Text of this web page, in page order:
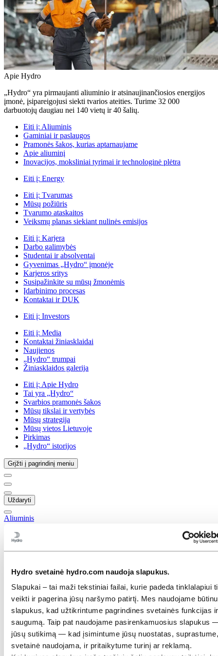
Hydro svetainė hydro.com naudoja slapukus.
Slapukai – tai maži tekstiniai failai, kurie padeda tinklalapiui
veikti ir pagerina jūsų naršymo patirtį. Mes naudojame
slapukus, kad užtikrintume pagrindines svetainės funkcijas ir
saugumą. Taip pat naudojame pasirenkamuosius slapukus
jūsų sutikimą — kad įsimintume jūsų nuostatas,
svetainė naudojama, ir pritaikytume turinį ar reklamą.
Apie Hydro
„Hydro“ yra pirmaujanti aliuminio ir atsinaujinančiosios energijos
įmonė, įsipareigojusi siekti tvarios ateities. Turime 32 000
darbuotojų daugiau nei 140 vietų ir 40 šalių.
Eiti į: Aliuminis
Gaminiai ir paslaugos
Pramonės šakos, kurias aptarnaujame
Apie aliuminį
Inovacijos, moksliniai tyrimai ir technologinė plėtra
Eiti į: Energy
Eiti į: Tvarumas
Mūsų požiūris
Tvarumo ataskaitos
Veiksmų planas siekiant nulinės emisijos
Eiti į: Karjera
Darbo galimybės
Studentai ir absolventai
Gyvenimas „Hydro“ įmonėje
Karjeros sritys
Susipažinkite su mūsų žmonėmis
Įdarbinimo procesas
Kontaktai ir DUK
Eiti į: Investors
Eiti į: Media
Kontaktai žiniasklaidai
Naujienos
„Hydro“ trumpai
Žiniasklaidos galerija
Eiti į: Apie Hydro
Tai yra „Hydro“
Svarbios pramonės šakos
Mūsų tikslai ir vertybės
Mūsų strategija
Mūsų vietos Lietuvoje
Pirkimas
„Hydro“ istorijos
Grįžti į pagrindinį meniu
Uždaryti
Aliuminis
Automobilių pramonė
Durys ir langai
Stumdomosios sistemos
Fasadai
Pastatų profiliai
Apsauga
Jūrinė ir pakrančių įranga
Transportas
Šildymo, vėdinimo, oro kondicionavimo ir šaldymo
sistemos (HVACR)
Saulės energija ir kiti energijos šaltiniai